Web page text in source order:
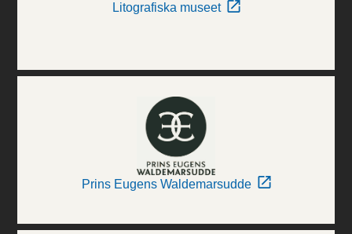
Litografiska museet
Prins Eugens Waldemarsudde